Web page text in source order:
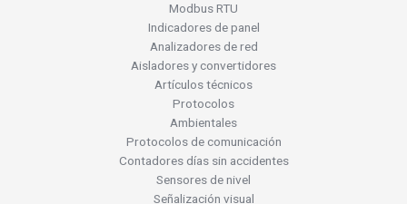
Modbus RTU
Indicadores de panel
Analizadores de red
Aisladores y convertidores
Artículos técnicos
Protocolos
Ambientales
Protocolos de comunicación
Contadores días sin accidentes
Sensores de nivel
Señalización visual